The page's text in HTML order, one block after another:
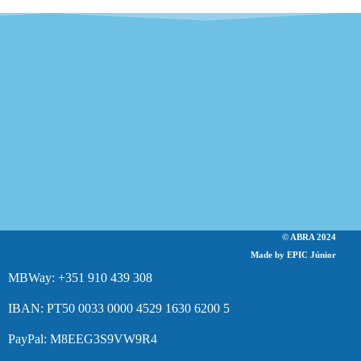
© ABRA 2024
Made by EPIC Júnior
MBWay: +351 910 439 308
IBAN: PT50 0033 0000 4529 1630 6200 5
PayPal: M8EEG3S9VW9R4